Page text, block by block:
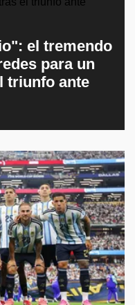
el tremendo
para un
triunfo ante